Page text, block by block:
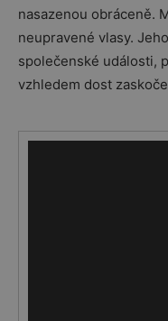
nasazenou obráceně.
neupravené vlasy.
společenské události,
vzhledem dost